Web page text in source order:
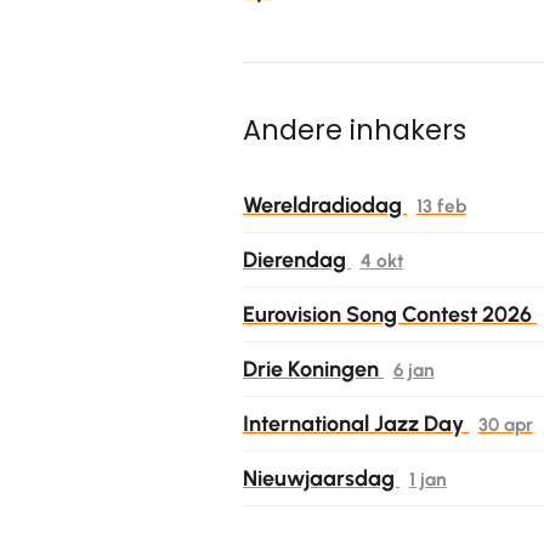
Andere inhakers
Wereldradiodag 13 feb
Dierendag 4 okt
Eurovision Song Contest 2026
Drie Koningen 6 jan
International Jazz Day 30 apr
Nieuwjaarsdag 1 jan